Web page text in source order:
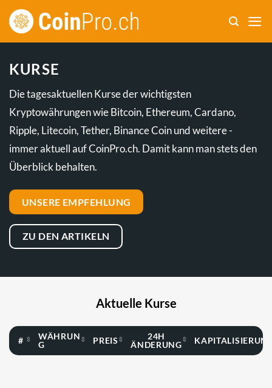
Zum
Inhalt
KURSE
Die tagesaktuellen Kurse der wichtigsten
Kryptowährungen wie Bitcoin, Ethereum, Cardano,
Ripple, Litecoin, Tether, Binance Coin und weitere -
immer aktuell auf CoinPro.ch. Damit kann man stets den
Überblick behalten.
UNSERE EMPFEHLUNG
ZU DEN ARTIKELN
Aktuelle Kurse
#
WÄHRUN
G
PREIS
24H
ÄNDERUNG